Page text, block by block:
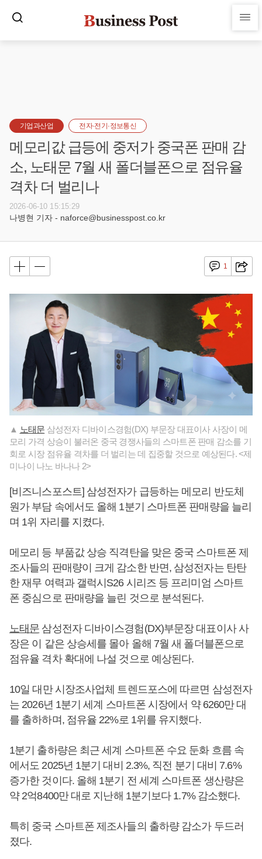
기업과산업 전자·전기·정보통신
메모리값 급등에 중저가 중국폰 판매 감
소, 노태문 7월 새 폴더블폰으로 점유율
격차 더 벌리나
2026-06-10 15:15:29
나병현 기자 - naforce@businesspost.co.kr
1
▲ 노태문 삼성전자 디바이스경험(DX) 부문장 대표이사 사장이 메
모리 가격 상승이 불러온 중국 경쟁사들의 스마트폰 판매 감소를 기
회로 시장 점유율 격차를 더 벌리는 데 집중할 것으로 예상된다. <제
미나이 나노 바나나 2>
[비즈니스포스트] 삼성전자가 급등하는 메모리 반도체
원가 부담 속에서도 올해 1분기 스마트폰 판매량을 늘리
며 1위 자리를 지켰다.
메모리 등 부품값 상승 직격탄을 맞은 중국 스마트폰 제
조사들의 판매량이 크게 감소한 반면, 삼성전자는 탄탄
한 재무 여력과 갤럭시S26 시리즈 등 프리미엄 스마트
폰 중심으로 판매량을 늘린 것으로 분석된다.
노태문 삼성전자 디바이스경험(DX)부문장 대표이사 사
장은 이 같은 상승세를 몰아 올해 7월 새 폴더블폰으로
점유율 격차 확대에 나설 것으로 예상된다.
10일 대만 시장조사업체 트렌드포스에 따르면 삼성전자
는 2026년 1분기 세계 스마트폰 시장에서 약 6260만 대
를 출하하며, 점유율 22%로 1위를 유지했다.
1분기 출하량은 최근 세계 스마트폰 수요 둔화 흐름 속
에서도 2025년 1분기 대비 2.3%, 직전 분기 대비 7.6%
증가한 것이다. 올해 1분기 전 세계 스마트폰 생산량은
약 2억8400만 대로 지난해 1분기보다 1.7% 감소했다.
특히 중국 스마트폰 제조사들의 출하량 감소가 두드러
졌다.